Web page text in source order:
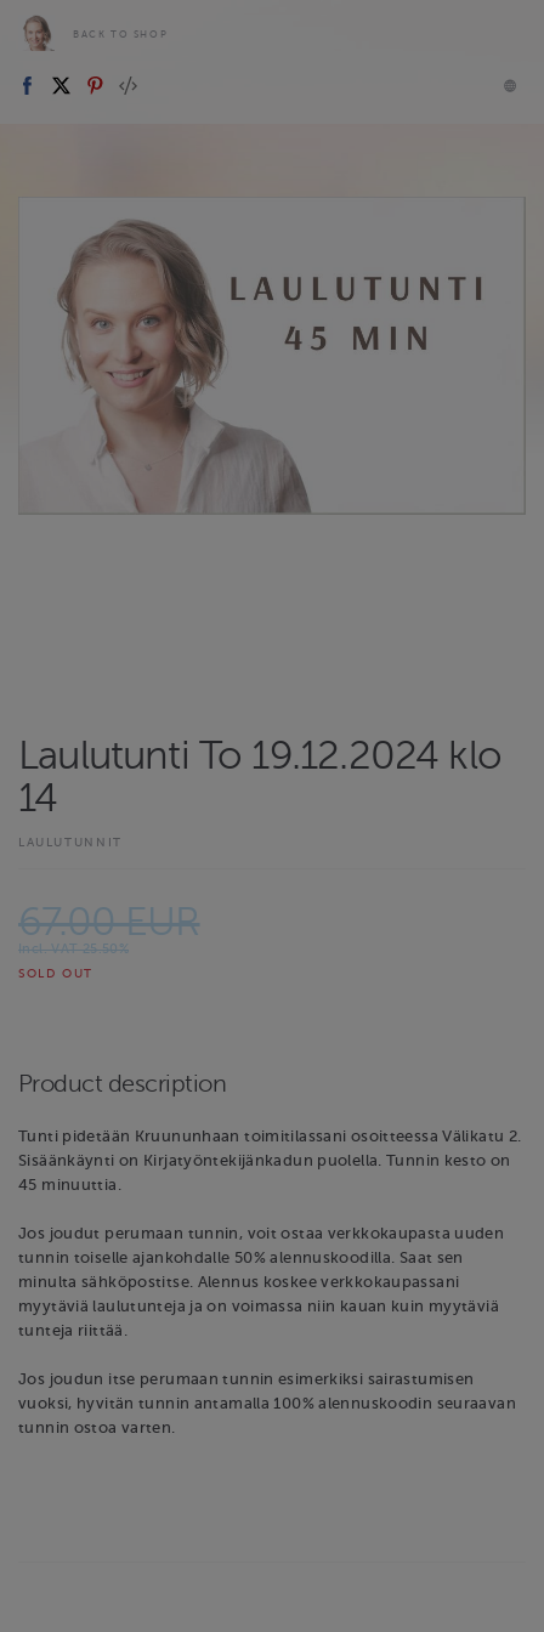
BACK TO SHOP
Laulutunti To 19.12.2024 klo
14
LAULUTUNNIT
67.00 EUR
Incl. VAT 25.50%
SOLD OUT
Product description
Tunti pidetään Kruununhaan toimitilassani osoitteessa Välikatu 2.
Sisäänkäynti on Kirjatyöntekijänkadun puolella. Tunnin kesto on
45 minuuttia.
Jos joudut perumaan tunnin, voit ostaa verkkokaupasta uuden
tunnin toiselle ajankohdalle 50% alennuskoodilla. Saat sen
minulta sähköpostitse. Alennus koskee verkkokaupassani
myytäviä laulutunteja ja on voimassa niin kauan kuin myytäviä
tunteja riittää.
Jos joudun itse perumaan tunnin esimerkiksi sairastumisen
vuoksi, hyvitän tunnin antamalla 100% alennuskoodin seuraavan
tunnin ostoa varten.